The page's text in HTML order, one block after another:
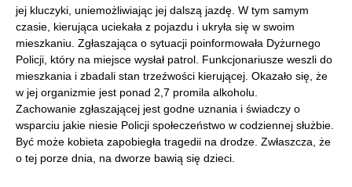
jej kluczyki, uniemożliwiając jej dalszą jazdę. W tym samym
czasie, kierująca uciekała z pojazdu i ukryła się w swoim
mieszkaniu. Zgłaszająca o sytuacji poinformowała Dyżurnego
Policji, który na miejsce wysłał patrol. Funkcjonariusze weszli do
mieszkania i zbadali stan trzeźwości kierującej. Okazało się, że
w jej organizmie jest ponad 2,7 promila alkoholu.
Zachowanie zgłaszającej jest godne uznania i świadczy o
wsparciu jakie niesie Policji społeczeństwo w codziennej służbie.
Być może kobieta zapobiegła tragedii na drodze. Zwłaszcza, że
o tej porze dnia, na dworze bawią się dzieci.